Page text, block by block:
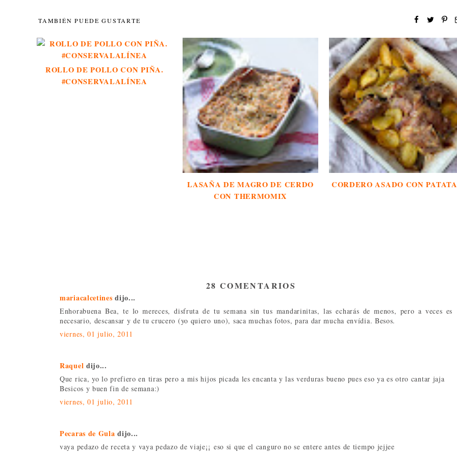
TAMBIÉN PUEDE GUSTARTE
ROLLO DE POLLO CON PIÑA.
#CONSERVALALÍNEA
LASAÑA DE MAGRO DE CERDO
CON THERMOMIX
CORDERO ASADO CON
28 COMENTARIOS
mariacalcetines dijo...
Enhorabuena Bea, te lo mereces, disfruta de tu semana sin tus mandarinitas, las echarás de menos, pero a veces es
necesario, descansar y de tu crucero (yo quiero uno), saca muchas fotos, para dar mucha envídia. Besos.
viernes, 01 julio, 2011
Raquel dijo...
Que rica, yo lo prefiero en tiras pero a mis hijos picada les encanta y las verduras bueno pues eso ya es otro cantar jaja
Besicos y buen fin de semana:)
viernes, 01 julio, 2011
Pecaras de Gula dijo...
vaya pedazo de receta y vaya pedazo de viaje¡¡ eso si que el canguro no se entere antes de tiempo jejjee